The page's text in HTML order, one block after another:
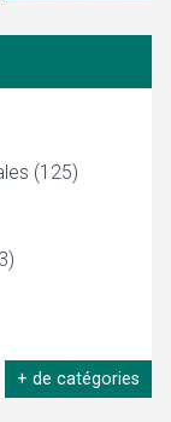
(125)
+ de catégories